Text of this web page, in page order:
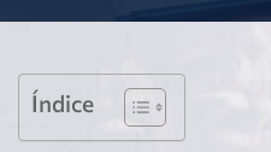
Índice